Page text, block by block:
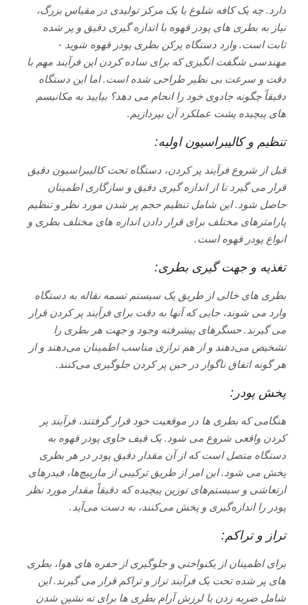
دارد. چه یک کافه شلوغ یا یک مرکز تولیدی در مقیاس بزرگ،
نیاز به بطری های پودر قهوه با اندازه گیری دقیق و پر شده
ثابت است. وارد دستگاه پرکن بطری پودر قهوه شوید -
مهندسی شگفت انگیزی که برای ساده کردن این فرآیند مهم با
دقت و سرعت بی نظیر طراحی شده است. اما این دستگاه
دقیقاً چگونه جادوی خود را انجام می دهد؟ بیایید به مکانیسم
های پیچیده پشت عملکرد آن بپردازیم.
تنظیم و کالیبراسیون اولیه:
قبل از شروع فرآیند پر کردن، دستگاه تحت کالیبراسیون دقیق
قرار می گیرد تا از اندازه گیری دقیق و سازگاری اطمینان
حاصل شود. این شامل تنظیم حجم پر شدن مورد نظر و تنظیم
پارامترهای مختلف برای قرار دادن اندازه های مختلف بطری و
انواع پودر قهوه است.
تغذیه و جهت گیری بطری:
بطری های خالی از طریق یک سیستم تسمه نقاله به دستگاه
وارد می شوند، جایی که آنها به دقت برای فرآیند پر کردن قرار
می گیرند. حسگرهای پیشرفته وجود و جهت هر بطری را
تشخیص می‌دهند و از هم ترازی مناسب اطمینان می‌دهند و از
هر گونه اتفاق ناگوار در حین پر کردن جلوگیری می‌کنند.
پخش پودر:
هنگامی که بطری ها در موقعیت خود قرار گرفتند، فرآیند پر
کردن واقعی شروع می شود. یک قیف حاوی پودر قهوه به
دستگاه متصل است که از آن مقدار دقیق پودر در هر بطری
پخش می شود. این امر از طریق ترکیبی از مارپیچ‌ها، فیدرهای
ارتعاشی و سیستم‌های توزین پیچیده که دقیقاً مقدار مورد نظر
پودر را اندازه‌گیری و پخش می‌کنند، به دست می‌آید.
تراز و تراکم:
برای اطمینان از یکنواختی و جلوگیری از حفره های هوا، بطری
های پر شده تحت یک فرآیند تراز و تراکم قرار می گیرند. این
شامل ضربه زدن یا لرزش آرام بطری ها برای ته نشین شدن